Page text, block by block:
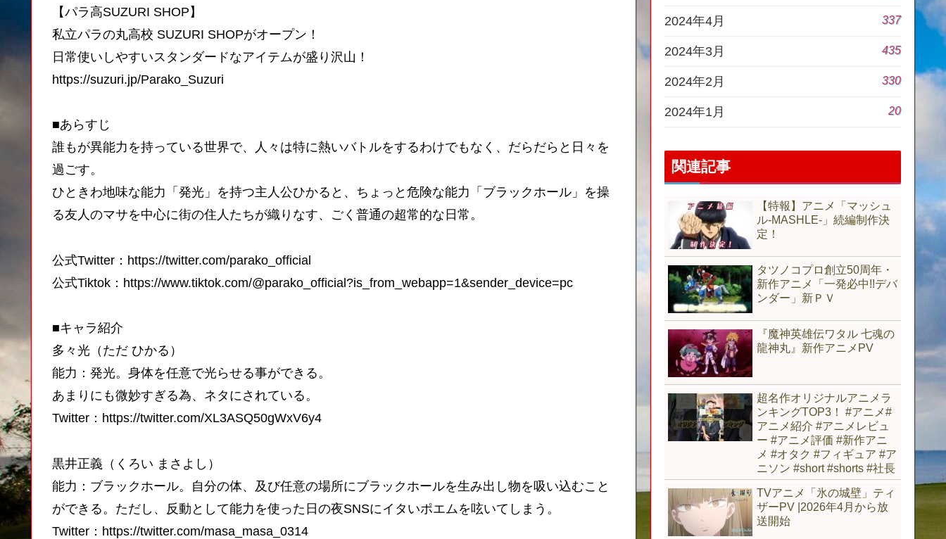
【パラ高SUZURI SHOP】
私立パラの丸高校 SUZURI SHOPがオープン！
日常使いしやすいスタンダードなアイテムが盛り沢山！
https://suzuri.jp/Parako_Suzuri
■あらすじ
誰もが異能力を持っている世界で、人々は特に熱いバトルをするわけでもなく、だらだらと日々を
過ごす。
ひときわ地味な能力「発光」を持つ主人公ひかると、ちょっと危険な能力「ブラックホール」を操
る友人のマサを中心に街の住人たちが織りなす、ごく普通の超常的な日常。
公式Twitter：https://twitter.com/parako_official
公式Tiktok：https://www.tiktok.com/@parako_official?is_from_webapp=1&sender_device=pc
■キャラ紹介
多々光（ただ ひかる）
能力：発光。身体を任意で光らせる事ができる。
あまりにも微妙すぎる為、ネタにされている。
Twitter：https://twitter.com/XL3ASQ50gWxV6y4
黒井正義（くろい まさよし）
能力：ブラックホール。自分の体、及び任意の場所にブラックホールを生み出し物を吸い込むこと
ができる。ただし、反動として能力を使った日の夜SNSにイタいポエムを呟いてしまう。
Twitter：https://twitter.com/masa_masa_0314
2024年4月 337
2024年3月 435
2024年2月 330
2024年1月 20
関連記事
【特報】アニメ「マッシュ
ル-MASHLE-」続編制作決
定！
タツノコプロ創立50周年・
新作アニメ「一発必中!!デバ
ンダー」新ＰＶ
『魔神英雄伝ワタル 七魂の
龍神丸』新作アニメPV
超名作オリジナルアニメラ
ンキングTOP3！ #アニメ#
アニメ紹介 #アニメレビュ
ー #アニメ評価 #新作アニ
メ #オタク #フィギュア #ア
ニソン #short #shorts #社長
TVアニメ「氷の城壁」ティ
ザーPV |2026年4月から放
送開始